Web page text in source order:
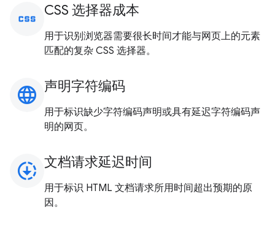
css CSS 选择器成本
用于识别浏览器需要很长时间才能与网页上的元素
匹配的复杂 CSS 选择器。
language 声明字符编码
用于标识缺少字符编码声明或具有延迟字符编码声
明的网页。
downloading 文档请求延迟时间
用于标识 HTML 文档请求所用时间超出预期的原
因。